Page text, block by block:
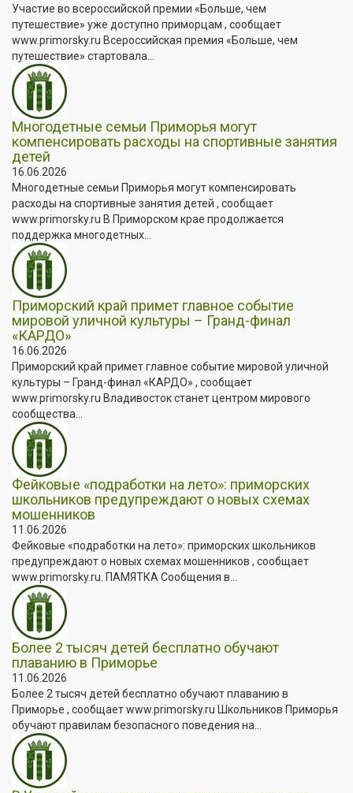
Участие во всероссийской премии «Больше, чем
путешествие» уже доступно приморцам , сообщает
www.primorsky.ru Всероссийская премия «Больше, чем
путешествие» стартовала...
Многодетные семьи Приморья могут
компенсировать расходы на спортивные занятия
детей
16.06.2026
Многодетные семьи Приморья могут компенсировать
расходы на спортивные занятия детей , сообщает
www.primorsky.ru В Приморском крае продолжается
поддержка многодетных...
Приморский край примет главное событие
мировой уличной культуры – Гранд-финал
«КАРДО»
16.06.2026
Приморский край примет главное событие мировой уличной
культуры – Гранд-финал «КАРДО» , сообщает
www.primorsky.ru Владивосток станет центром мирового
сообщества...
Фейковые «подработки на лето»: приморских
школьников предупреждают о новых схемах
мошенников
11.06.2026
Фейковые «подработки на лето»: приморских школьников
предупреждают о новых схемах мошенников , сообщает
www.primorsky.ru. ПАМЯТКА Сообщения в...
Более 2 тысяч детей бесплатно обучают
плаванию в Приморье
11.06.2026
Более 2 тысяч детей бесплатно обучают плаванию в
Приморье , сообщает www.primorsky.ru Школьников Приморья
обучают правилам безопасного поведения на...